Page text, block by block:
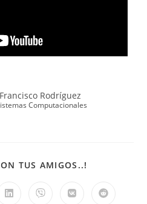
Rodríguez
Computacionales
TUS AMIGOS..!